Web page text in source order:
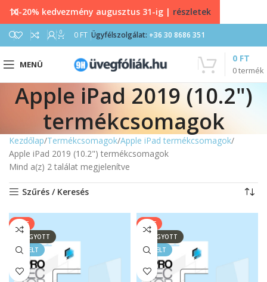
0 0 FT Ügyfélszolgálat: +36 30 8686 351
MENÜ
0termék
0 FT
Apple iPad 2019 (10.2")
termékcsomagok
Kezdőlap Termékcsomagok Apple iPad termékcsomagok
Apple iPad 2019 (10.2") termékcsomagok
Mind a(z) 2 találat megjelenítve
Szűrés / Keresés
SALE
ELFOGYOTT
KIEMELT
SALE
ELFOGYOTT
KIEMELT
10-20% kedvezmény augusztus 31-ig | részletek